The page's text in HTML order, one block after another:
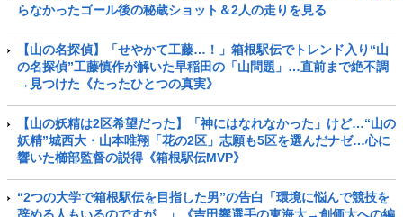
らなかったゴール後の秘蔵ショット＆2人の走りを見る
【山の名探偵】「せやかて工藤…！」箱根駅伝でトレンド入り“山
の名探偵”工藤慎作が解いた早稲田の「山問題」…直前まで絶不調
→見つけた《たったひとつの真実》
【山の妖精は2区希望だった】「神にはなれなかった」けど…“山の
妖精”城西大・山本唯翔「花の2区」志願も5区を選んだナゼ…心に
響いた櫛部監督の説得《箱根駅伝MVP》
“2つの大学で箱根駅伝を目指した男”の告白「環境に悩んで競技を